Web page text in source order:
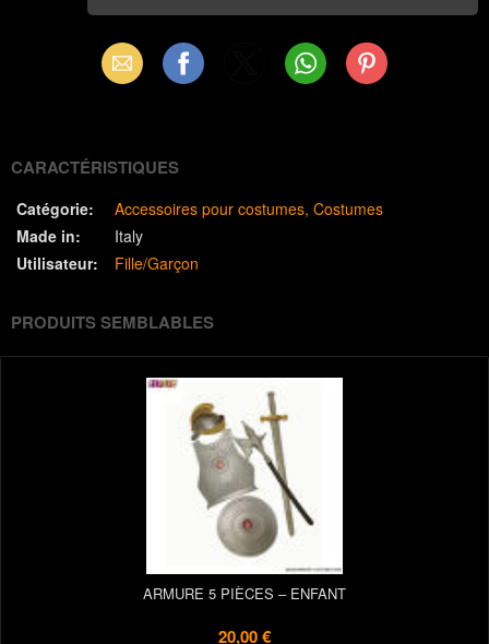
Email Facebook WhatsAppPinterest
CARACTÉRISTIQUES
Catégorie: Accessoires pour costumes Costumes
Made in:
Italy
Utilisateur:
Fille/Garçon
PRODUITS SEMBLABLES
ARMURE 5 PIÈCES – ENFANT
20,00 €